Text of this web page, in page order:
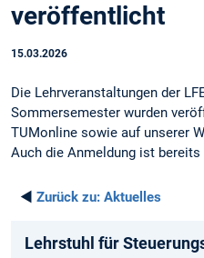
veröffentlicht
15.03.2026
Die Lehrveranstaltungen der
Sommersemester wurden
TUMonline sowie auf unserer
Auch die Anmeldung ist
◄ Zurück zu: Aktuelles
Lehrstuhl für